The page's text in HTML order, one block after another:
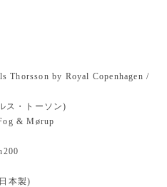
Thorsson by Royal Copenhagen /
ス・トーソン)
& Mørup
本製)